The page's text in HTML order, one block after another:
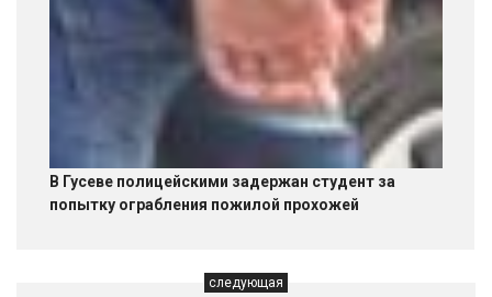
В Гусеве полицейскими задержан студент за
попытку ограбления пожилой прохожей
следующая